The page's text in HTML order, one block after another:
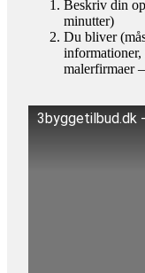
Beskriv din
minutter)
Du bliver
malerfirmaer
3byggetilbud.dk